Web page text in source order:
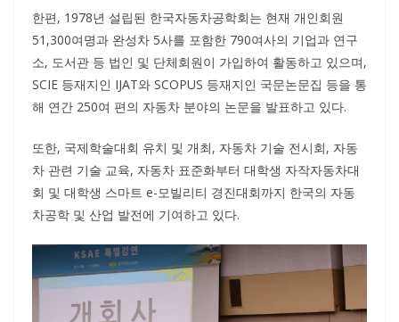
한편, 1978년 설립된 한국자동차공학회는 현재 개인회원
51,300여명과 완성차 5사를 포함한 790여사의 기업과 연구
소, 도서관 등 법인 및 단체회원이 가입하여 활동하고 있으며,
SCIE 등재지인 IJAT와 SCOPUS 등재지인 국문논문집 등을 통
해 연간 250여 편의 자동차 분야의 논문을 발표하고 있다.
또한, 국제학술대회 유치 및 개최, 자동차 기술 전시회, 자동
차 관련 기술 교육, 자동차 표준화부터 대학생 자작자동차대
회 및 대학생 스마트 e-모빌리티 경진대회까지 한국의 자동
차공학 및 산업 발전에 기여하고 있다.